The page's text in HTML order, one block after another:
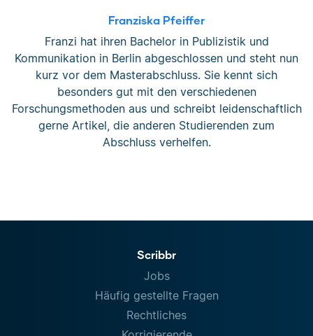
Franziska Pfeiffer
Franzi hat ihren Bachelor in Publizistik und
Kommunikation in Berlin abgeschlossen und steht nun
kurz vor dem Masterabschluss. Sie kennt sich
besonders gut mit den verschiedenen
Forschungsmethoden aus und schreibt leidenschaftlich
gerne Artikel, die anderen Studierenden zum
Abschluss verhelfen.
Scribbr
Jobs
Häufig gestellte Fragen
Rechtliches